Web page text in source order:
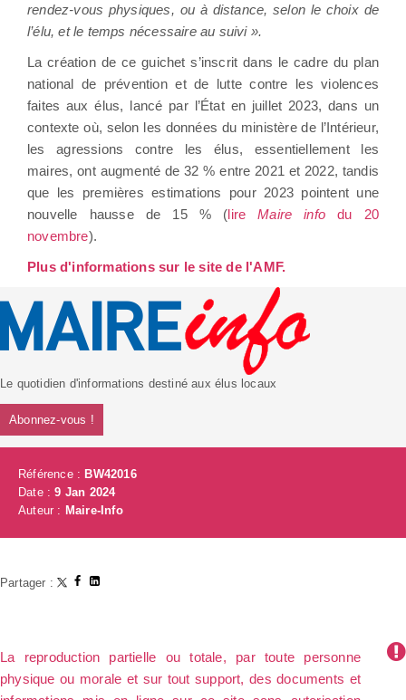
rendez-vous physiques, ou à distance, selon le choix de
l’élu, et le temps nécessaire au suivi ».
La création de ce guichet s’inscrit dans le cadre du plan
national de prévention et de lutte contre les violences
faites aux élus, lancé par l’État en juillet 2023, dans un
contexte où, selon les données du ministère de l’Intérieur,
les agressions contre les élus, essentiellement les
maires, ont augmenté de 32 % entre 2021 et 2022, tandis
que les premières estimations pour 2023 pointent une
nouvelle hausse de 15 % (lireMaire info du 20
novembre).
Plus d'informations sur le site de l'AMF.
Le quotidien d'informations destiné aux élus locaux
Abonnez-vous !
Référence :BW42016
Date :9 Jan 2024
Auteur : Maire-Info
Partager :
La reproduction partielle ou totale, par toute personne
physique ou morale et sur tout support, des documents et